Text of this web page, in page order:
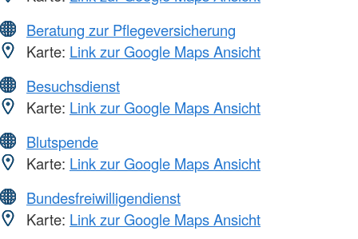
Beratung zur Pflegeversicherung
Karte: Link zur Google Maps Ansicht
Besuchsdienst
Karte: Link zur Google Maps Ansicht
Blutspende
Karte: Link zur Google Maps Ansicht
Bundesfreiwilligendienst
Karte: Link zur Google Maps Ansicht